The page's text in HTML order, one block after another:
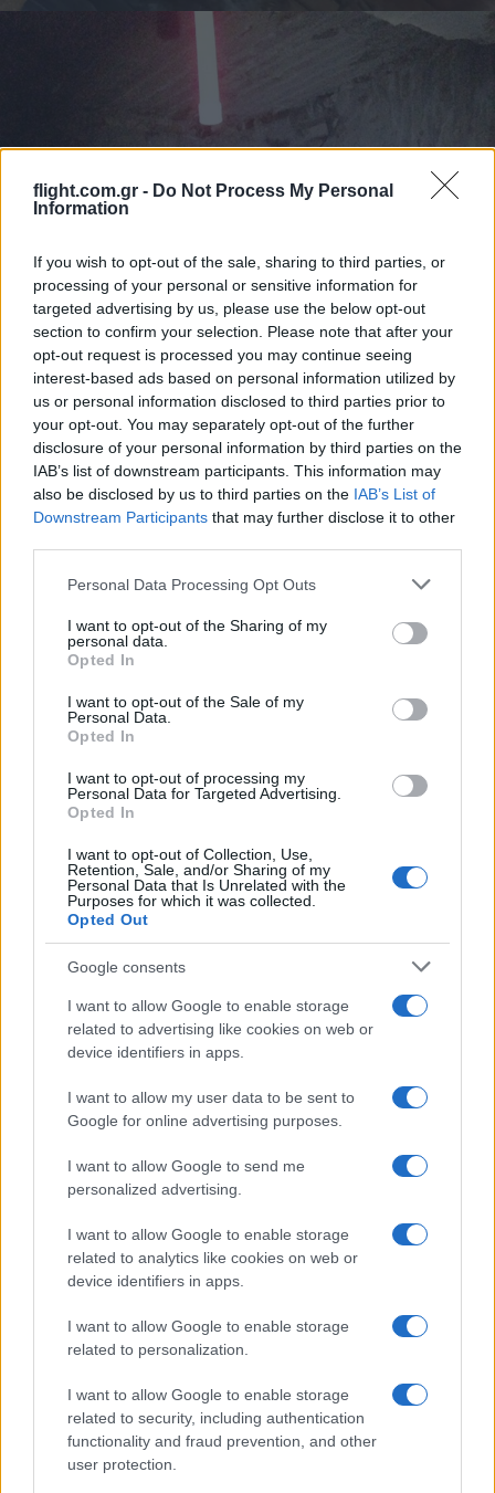
flight.com.gr - Do Not Process My Personal
Information
If you wish to opt-out of the sale, sharing to third parties, or
processing of your personal or sensitive information for
targeted advertising by us, please use the below opt-out
section to confirm your selection. Please note that after your
opt-out request is processed you may continue seeing
interest-based ads based on personal information utilized by
us or personal information disclosed to third parties prior to
your opt-out. You may separately opt-out of the further
disclosure of your personal information by third parties on the
IAB’s list of downstream participants. This information may
also be disclosed by us to third parties on the IAB’s List of
Downstream Participants that may further disclose it to other
Please note that this website/app uses one or more Google
not limited to your visit or usage behaviour. You may click to
grant or deny consent to Google and its third-party tags to
use your data for below specified purposes in below Google
consent section.
Personal Data Processing Opt Outs
I want to opt-out of the Sharing of my
personal data.
Opted In
I want to opt-out of the Sale of my
Personal Data.
Opted In
I want to opt-out of processing my
Personal Data for Targeted Advertising.
Opted In
I want to opt-out of Collection, Use,
Retention, Sale, and/or Sharing of my
Personal Data that Is Unrelated with the
Purposes for which it was collected.
Opted Out
Google consents
I want to allow Google to enable storage
related to advertising like cookies on web or
device identifiers in apps.
I want to allow my user data to be sent to
Google for online advertising purposes.
I want to allow Google to send me
personalized advertising.
I want to allow Google to enable storage
related to analytics like cookies on web or
device identifiers in apps.
I want to allow Google to enable storage
related to personalization.
I want to allow Google to enable storage
related to security, including authentication
functionality and fraud prevention, and other
user protection.
σύντομο ανέκδοτο αυτή την εποχή στη Τουρκία. Η χρήση
όμως πτωμάτων γυναικών για λόγους προπαγάνδας,
ξεπερνά κάθε όριο “δημοσιογραφικής” δεοντολογίας.
Ακολουθήστε τοΠΤΗΣΗστοGoogle News
και μάθετε πρώτοι όλες τις ειδήσεις.
Τα άρθρα που δημοσιεύονται στο flight.com.gr εκφράζουν
τους συντάκτες τους κι όχι απαραίτητα τον ιστότοπο.
Απαγορεύεται η αναδημοσίευση χωρίς γραπτή έγκριση. Σε
ιστότοπος διατηρεί το δικαίωμα ελέγχου των σχολίων, τα
οποία εκφράζουν μόνο το συγγραφέα τους.